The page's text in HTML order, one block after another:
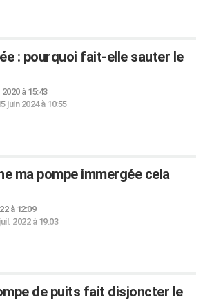
: pourquoi fait-elle sauter le
2020 à 15:43
juin 2024 à 10:55
ma pompe immergée cela
à 12:09
2022 à 19:03
de puits fait disjoncter le